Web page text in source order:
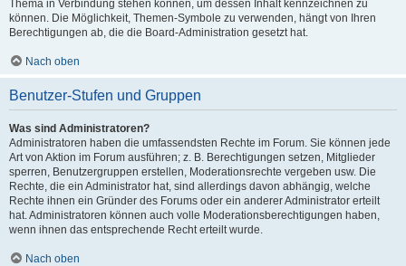
Thema in Verbindung stehen können, um dessen Inhalt kennzeichnen zu
können. Die Möglichkeit, Themen-Symbole zu verwenden, hängt von Ihren
Berechtigungen ab, die die Board-Administration gesetzt hat.
Nach oben
Benutzer-Stufen und Gruppen
Was sind Administratoren?
Administratoren haben die umfassendsten Rechte im Forum. Sie können jede
Art von Aktion im Forum ausführen; z. B. Berechtigungen setzen, Mitglieder
sperren, Benutzergruppen erstellen, Moderationsrechte vergeben usw. Die
Rechte, die ein Administrator hat, sind allerdings davon abhängig, welche
Rechte ihnen ein Gründer des Forums oder ein anderer Administrator erteilt
hat. Administratoren können auch volle Moderationsberechtigungen haben,
wenn ihnen das entsprechende Recht erteilt wurde.
Nach oben